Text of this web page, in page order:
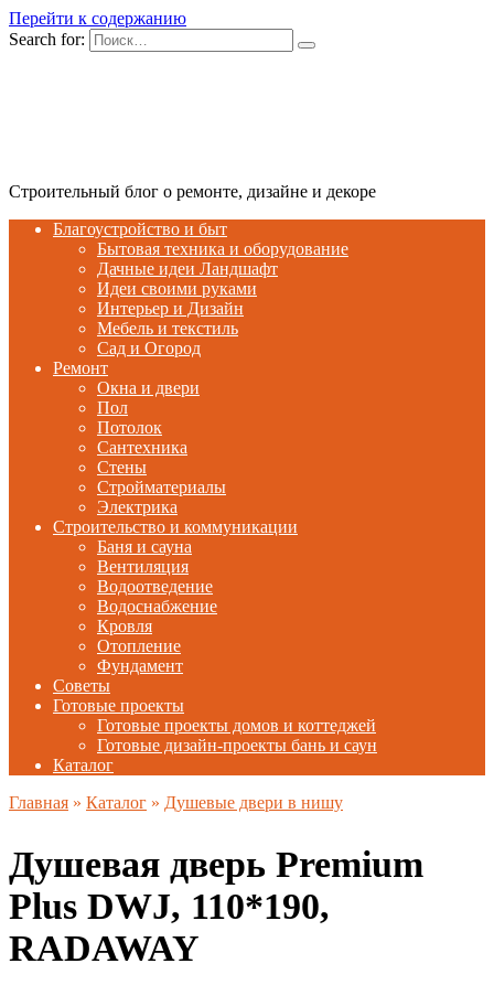
Перейти к содержанию
Search for:
Строительный блог о ремонте, дизайне и декоре
Благоустройство и быт
Бытовая техника и оборудование
Дачные идеи Ландшафт
Идеи своими руками
Интерьер и Дизайн
Мебель и текстиль
Сад и Огород
Ремонт
Окна и двери
Пол
Потолок
Сантехника
Стены
Стройматериалы
Электрика
Строительство и коммуникации
Баня и сауна
Вентиляция
Водоотведение
Водоснабжение
Кровля
Отопление
Фундамент
Советы
Готовые проекты
Готовые проекты домов и коттеджей
Готовые дизайн-проекты бань и саун
Каталог
Главная » Каталог » Душевые двери в нишу
Душевая дверь Premium
Plus DWJ, 110*190,
RADAWAY